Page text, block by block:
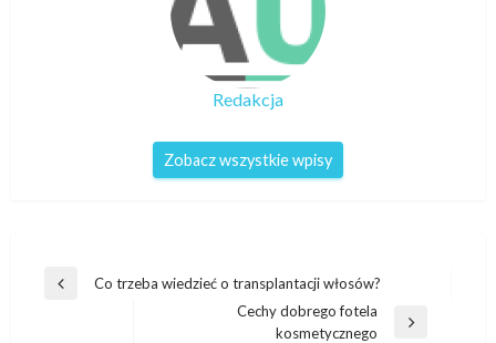
Redakcja
Zobacz wszystkie wpisy
Nawigacja
Poprzedni
Co trzeba wiedzieć o transplantacji włosów?
Cechy dobrego fotela
kosmetycznego